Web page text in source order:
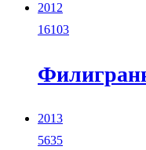
2012
16103
2013
5635